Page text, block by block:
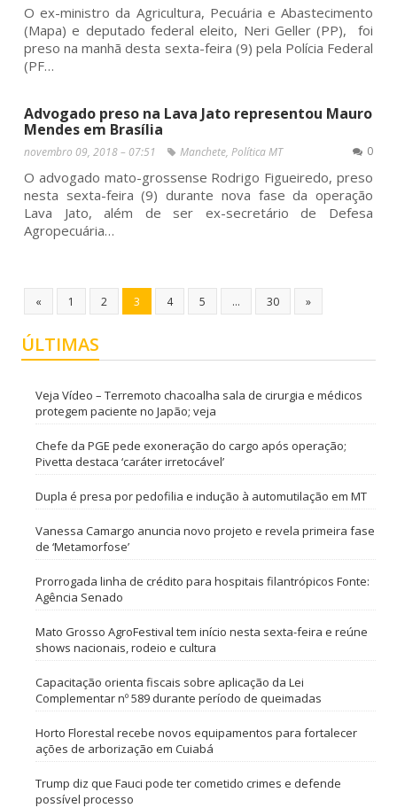
O ex-ministro da Agricultura, Pecuária e Abastecimento
(Mapa) e deputado federal eleito, Neri Geller (PP), foi
preso na manhã desta sexta-feira (9) pela Polícia Federal
(PF…
Advogado preso na Lava Jato representou Mauro
Mendes em Brasília
novembro 09, 2018 – 07:51 Manchete, Política MT 0
O advogado mato-grossense Rodrigo Figueiredo, preso
nesta sexta-feira (9) durante nova fase da operação
Lava Jato, além de ser ex-secretário de Defesa
Agropecuária…
« 1 2 3 4 5 … 30 »
ÚLTIMAS
Veja Vídeo – Terremoto chacoalha sala de cirurgia e médicos
protegem paciente no Japão; veja
Chefe da PGE pede exoneração do cargo após operação;
Pivetta destaca ‘caráter irretocável’
Dupla é presa por pedofilia e indução à automutilação em MT
Vanessa Camargo anuncia novo projeto e revela primeira fase
de ‘Metamorfose’
Prorrogada linha de crédito para hospitais filantrópicos Fonte:
Agência Senado
Mato Grosso AgroFestival tem início nesta sexta-feira e reúne
shows nacionais, rodeio e cultura
Capacitação orienta fiscais sobre aplicação da Lei
Complementar nº 589 durante período de queimadas
Horto Florestal recebe novos equipamentos para fortalecer
ações de arborização em Cuiabá
Trump diz que Fauci pode ter cometido crimes e defende
possível processo